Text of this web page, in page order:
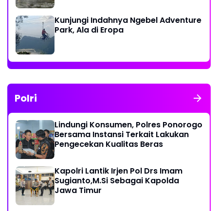
Kunjungi Indahnya Ngebel Adventure
Park, Ala di Eropa
Polri
Lindungi Konsumen, Polres Ponorogo
Bersama Instansi Terkait Lakukan
Pengecekan Kualitas Beras
Kapolri Lantik Irjen Pol Drs Imam
Sugianto,M.Si Sebagai Kapolda
Jawa Timur